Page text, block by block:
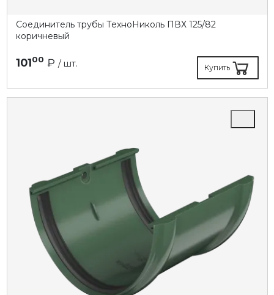
Соединитель трубы ТехноНиколь ПВХ 125/82
коричневый
10100 ₽ / шт. Купить